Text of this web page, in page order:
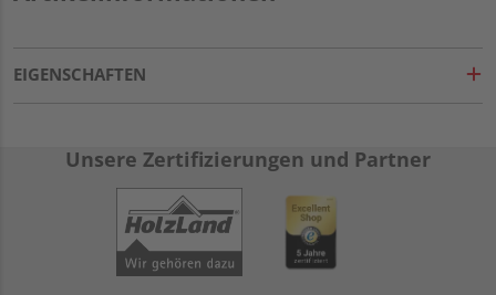
EIGENSCHAFTEN
Unsere Zertifizierungen und Partner